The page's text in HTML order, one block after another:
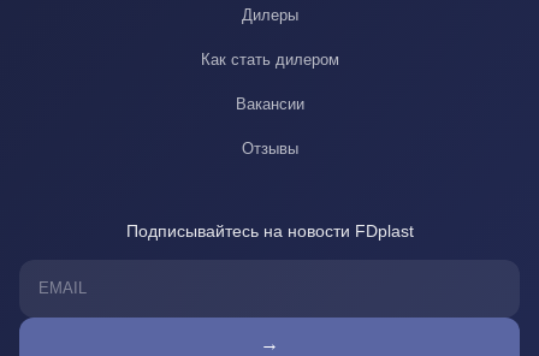
Дилеры
Как стать дилером
Вакансии
Отзывы
Подписывайтесь на новости FDplast
→